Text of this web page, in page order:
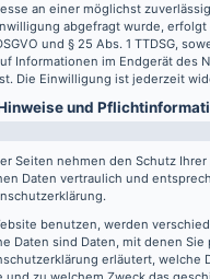
an einer möglichst
abgefragt wurde,
und § 25 Abs. 1 TTDSG,
Informationen im Endgerät des
Die Einwilligung ist jederzeit
und
Seiten nehmen den Schutz
Daten vertraulich und
benutzen, werden
Daten sind Daten, mit denen
erläutert, welche